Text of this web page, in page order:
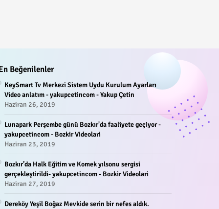
Beğenilenler
KeySmart Tv Merkezi Sistem Uydu Kurulum Ayarları
Video anlatım - yakupcetincom - Yakup Çetin
Haziran 26, 2019
Lunapark Perşembe günü Bozkır'da faaliyete geçiyor -
yakupcetincom - Bozkir Videolari
Haziran 23, 2019
Bozkır’da Halk Eğitim ve Komek yılsonu sergisi
gerçekleştirildi- yakupcetincom - Bozkir Videolari
Haziran 27, 2019
Dereköy Yeşil Boğaz Mevkide serin bir nefes aldık.